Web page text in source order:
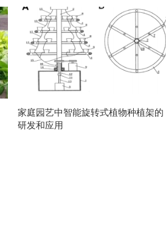
家庭园艺中智能旋转式植物种植架的
研发和应用